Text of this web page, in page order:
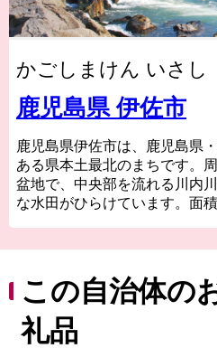
かごしまけん いさし
鹿児島県 伊佐市
鹿児島県伊佐市は、鹿児島県
ある県本土最北のまちです。
盆地で、中央部を流れる川内
な水田がひらけています。面
厳しい寒さのため、鹿児島の
す。また、寒暖差の大きい気
く、県内屈指の米どころとし
金の埋蔵量日本一を誇る菱刈
この自治体の
礼品